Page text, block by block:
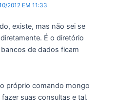
2012 EM 11:33
existe, mas não sei se
É o diretório
de dados ficam
próprio comando mongo
suas consultas e tal.